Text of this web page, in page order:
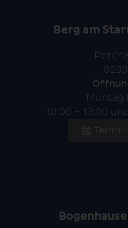
Berg am
Montag
10:00 – 13:00
Termin